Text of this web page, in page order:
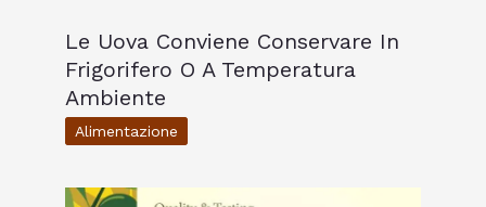
Le Uova Conviene Conservare In
Frigorifero O A Temperatura
Ambiente
Alimentazione